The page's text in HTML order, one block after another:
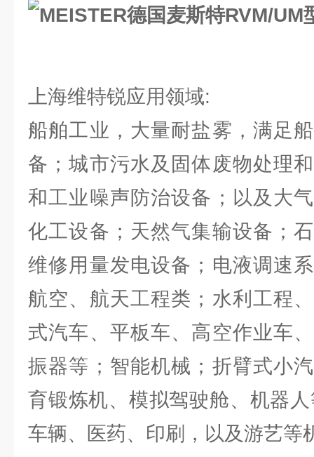
上海维特锐应用领域:
船舶工业，大量耐盐雾，满足
备；城市污水及固体废物处理
和工业噪声防治设备；以及大
化工设备；天然气集输设备；
维修用量发电设备；电液调速
航空、航天工程类；水利工程
式汽车、平板车、高空作业车
振器等；智能机械；折臂式小
育锻炼机、模拟驾驶舱、机器
车辆、医药、印刷，以及游艺等